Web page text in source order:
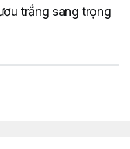
trắng sang trọng